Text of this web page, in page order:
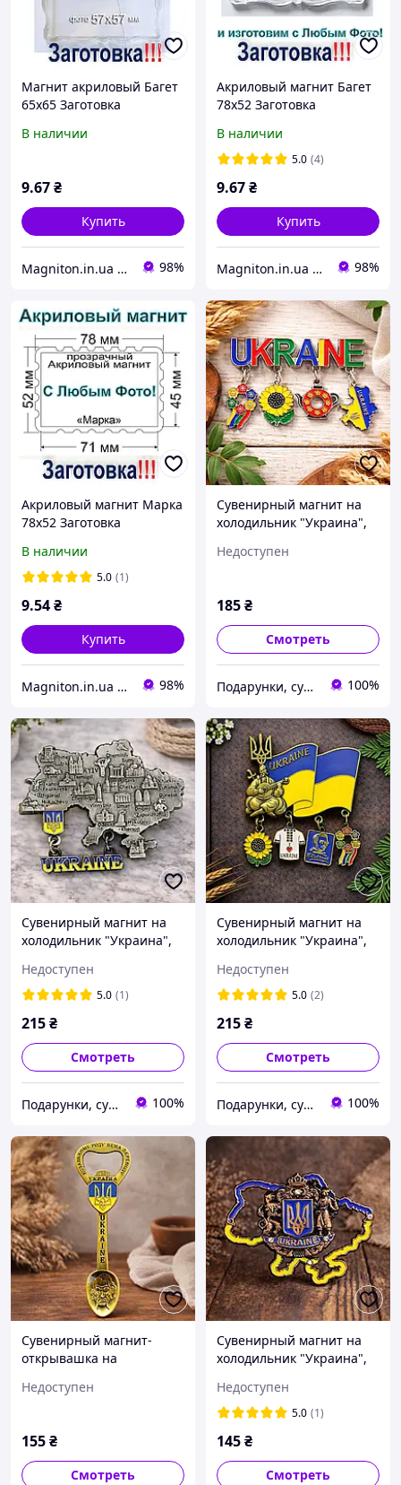
Магнит акриловый Багет
65х65 Заготовка
В наличии
9.67₴
Купить
Magniton.in.ua ТМ 98%
Акриловый магнит Багет
78х52 Заготовка
В наличии
5.0 (4)
9.67₴
Купить
Magniton.in.ua ТМ 98%
Акриловый магнит Марка
78х52 Заготовка
В наличии
5.0 (1)
9.54₴
Купить
Magniton.in.ua ТМ 98%
Сувенирный магнит на
холодильник "Украина",
Недоступен
185₴
Смотреть
Подарунки, сувеніри, предмети інтер'єру "Елефант" | © elephant.dp.ua 100%
Сувенирный магнит на
холодильник "Украина",
Недоступен
5.0 (1)
215₴
Смотреть
Подарунки, сувеніри, предмети інтер'єру "Елефант" | © elephant.dp.ua 100%
Сувенирный магнит на
холодильник "Украина",
Недоступен
5.0 (2)
215₴
Смотреть
Подарунки, сувеніри, предмети інтер'єру "Елефант" | © elephant.dp.ua 100%
Сувенирный магнит-
открывашка на
металл (10 х 3.5 см)
Недоступен
155₴
Смотреть
Сувенирный магнит на
холодильник "Украина",
Недоступен
5.0 (1)
145₴
Смотреть